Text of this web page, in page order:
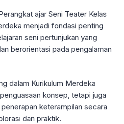
ajar Seni Teater Kelas
menjadi fondasi penting
seni pertunjukan yang
berorientasi pada pengalaman
dalam Kurikulum Merdeka
konsep, tetapi juga
keterampilan secara
dan praktik.